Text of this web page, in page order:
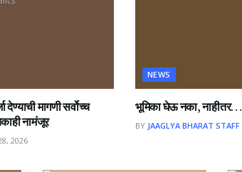
देण्याची मागणी सर्वोच्च
नामंजूर
2026
NEWS
भूमिका घेऊ नका, नाहीतर…
BY JAAGLYA BHARAT STAFF